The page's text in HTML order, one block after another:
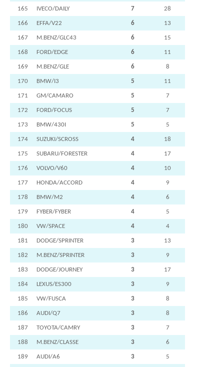
165 IVECO/DAILY 7 28
166 EFFA/V22 6 13
167 M.BENZ/GLC43 6 15
168 FORD/EDGE 6 11
169 M.BENZ/GLE 6 8
170 BMW/I3 5 11
171 GM/CAMARO 5 7
172 FORD/FOCUS 5 7
173 BMW/430I 5 5
174 SUZUKI/SCROSS 4 18
175 SUBARU/FORESTER 4 17
176 VOLVO/V60 4 10
177 HONDA/ACCORD 4 9
178 BMW/M2 4 6
179 FYBER/FYBER 4 5
180 VW/SPACE 4 4
181 DODGE/SPRINTER 3 13
182 M.BENZ/SPRINTER 3 9
183 DODGE/JOURNEY 3 17
184 LEXUS/ES300 3 9
185 VW/FUSCA 3 8
186 AUDI/Q7 3 8
187 TOYOTA/CAMRY 3 7
188 M.BENZ/CLASSE 3 6
189 AUDI/A6 3 5